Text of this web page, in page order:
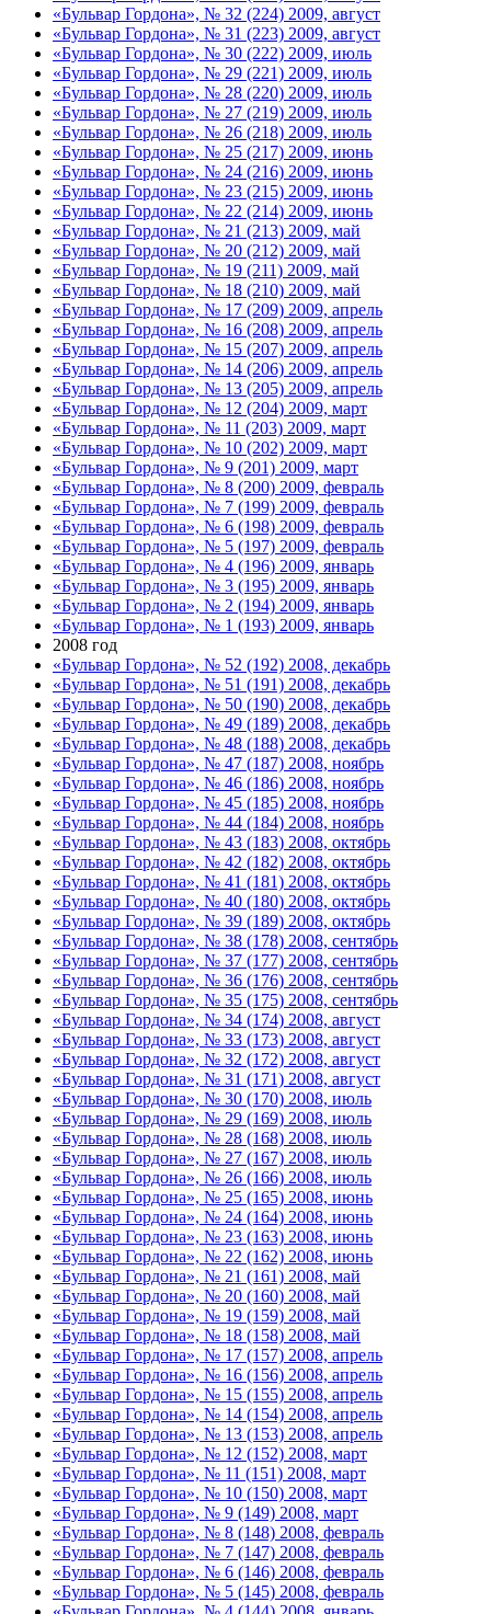
«Бульвар Гордона», № 32 (224) 2009, август
«Бульвар Гордона», № 31 (223) 2009, август
«Бульвар Гордона», № 30 (222) 2009, июль
«Бульвар Гордона», № 29 (221) 2009, июль
«Бульвар Гордона», № 28 (220) 2009, июль
«Бульвар Гордона», № 27 (219) 2009, июль
«Бульвар Гордона», № 26 (218) 2009, июль
«Бульвар Гордона», № 25 (217) 2009, июнь
«Бульвар Гордона», № 24 (216) 2009, июнь
«Бульвар Гордона», № 23 (215) 2009, июнь
«Бульвар Гордона», № 22 (214) 2009, июнь
«Бульвар Гордона», № 21 (213) 2009, май
«Бульвар Гордона», № 20 (212) 2009, май
«Бульвар Гордона», № 19 (211) 2009, май
«Бульвар Гордона», № 18 (210) 2009, май
«Бульвар Гордона», № 17 (209) 2009, апрель
«Бульвар Гордона», № 16 (208) 2009, апрель
«Бульвар Гордона», № 15 (207) 2009, апрель
«Бульвар Гордона», № 14 (206) 2009, апрель
«Бульвар Гордона», № 13 (205) 2009, апрель
«Бульвар Гордона», № 12 (204) 2009, март
«Бульвар Гордона», № 11 (203) 2009, март
«Бульвар Гордона», № 10 (202) 2009, март
«Бульвар Гордона», № 9 (201) 2009, март
«Бульвар Гордона», № 8 (200) 2009, февраль
«Бульвар Гордона», № 7 (199) 2009, февраль
«Бульвар Гордона», № 6 (198) 2009, февраль
«Бульвар Гордона», № 5 (197) 2009, февраль
«Бульвар Гордона», № 4 (196) 2009, январь
«Бульвар Гордона», № 3 (195) 2009, январь
«Бульвар Гордона», № 2 (194) 2009, январь
«Бульвар Гордона», № 1 (193) 2009, январь
2008 год
«Бульвар Гордона», № 52 (192) 2008, декабрь
«Бульвар Гордона», № 51 (191) 2008, декабрь
«Бульвар Гордона», № 50 (190) 2008, декабрь
«Бульвар Гордона», № 49 (189) 2008, декабрь
«Бульвар Гордона», № 48 (188) 2008, декабрь
«Бульвар Гордона», № 47 (187) 2008, ноябрь
«Бульвар Гордона», № 46 (186) 2008, ноябрь
«Бульвар Гордона», № 45 (185) 2008, ноябрь
«Бульвар Гордона», № 44 (184) 2008, ноябрь
«Бульвар Гордона», № 43 (183) 2008, октябрь
«Бульвар Гордона», № 42 (182) 2008, октябрь
«Бульвар Гордона», № 41 (181) 2008, октябрь
«Бульвар Гордона», № 40 (180) 2008, октябрь
«Бульвар Гордона», № 39 (189) 2008, октябрь
«Бульвар Гордона», № 38 (178) 2008, сентябрь
«Бульвар Гордона», № 37 (177) 2008, сентябрь
«Бульвар Гордона», № 36 (176) 2008, сентябрь
«Бульвар Гордона», № 35 (175) 2008, сентябрь
«Бульвар Гордона», № 34 (174) 2008, август
«Бульвар Гордона», № 33 (173) 2008, август
«Бульвар Гордона», № 32 (172) 2008, август
«Бульвар Гордона», № 31 (171) 2008, август
«Бульвар Гордона», № 30 (170) 2008, июль
«Бульвар Гордона», № 29 (169) 2008, июль
«Бульвар Гордона», № 28 (168) 2008, июль
«Бульвар Гордона», № 27 (167) 2008, июль
«Бульвар Гордона», № 26 (166) 2008, июль
«Бульвар Гордона», № 25 (165) 2008, июнь
«Бульвар Гордона», № 24 (164) 2008, июнь
«Бульвар Гордона», № 23 (163) 2008, июнь
«Бульвар Гордона», № 22 (162) 2008, июнь
«Бульвар Гордона», № 21 (161) 2008, май
«Бульвар Гордона», № 20 (160) 2008, май
«Бульвар Гордона», № 19 (159) 2008, май
«Бульвар Гордона», № 18 (158) 2008, май
«Бульвар Гордона», № 17 (157) 2008, апрель
«Бульвар Гордона», № 16 (156) 2008, апрель
«Бульвар Гордона», № 15 (155) 2008, апрель
«Бульвар Гордона», № 14 (154) 2008, апрель
«Бульвар Гордона», № 13 (153) 2008, апрель
«Бульвар Гордона», № 12 (152) 2008, март
«Бульвар Гордона», № 11 (151) 2008, март
«Бульвар Гордона», № 10 (150) 2008, март
«Бульвар Гордона», № 9 (149) 2008, март
«Бульвар Гордона», № 8 (148) 2008, февраль
«Бульвар Гордона», № 7 (147) 2008, февраль
«Бульвар Гордона», № 6 (146) 2008, февраль
«Бульвар Гордона», № 5 (145) 2008, февраль